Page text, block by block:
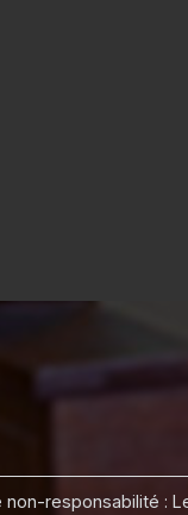
non-responsabilité :